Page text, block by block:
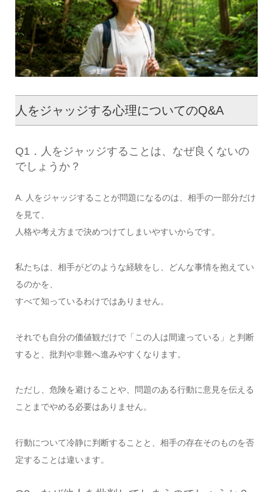
人をジャッジする心理についてのQ&A
Q1．人をジャッジすることは、なぜ良くないの
でしょうか？
A. 人をジャッジすることが問題になるのは、相手の一部分だけ
を見て、
人格や考え方まで決めつけてしまいやすいからです。
私たちは、相手がどのような経験をし、どんな事情を抱えてい
るのかを、
すべて知っているわけではありません。
それでも自分の価値観だけで「この人は間違っている」と判断
すると、批判や非難へ進みやすくなります。
ただし、危険を避けることや、問題のある行動に意見を伝える
ことまでやめる必要はありません。
行動について冷静に判断することと、相手の存在そのものを否
定することは違います。